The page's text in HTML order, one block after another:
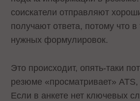
соискатели отправляют
получают ответа, потому что в
нужных формулировок.
Это происходит, опять-таки
резюме «просматривает» ATS,
Если в анкете нет ключевых